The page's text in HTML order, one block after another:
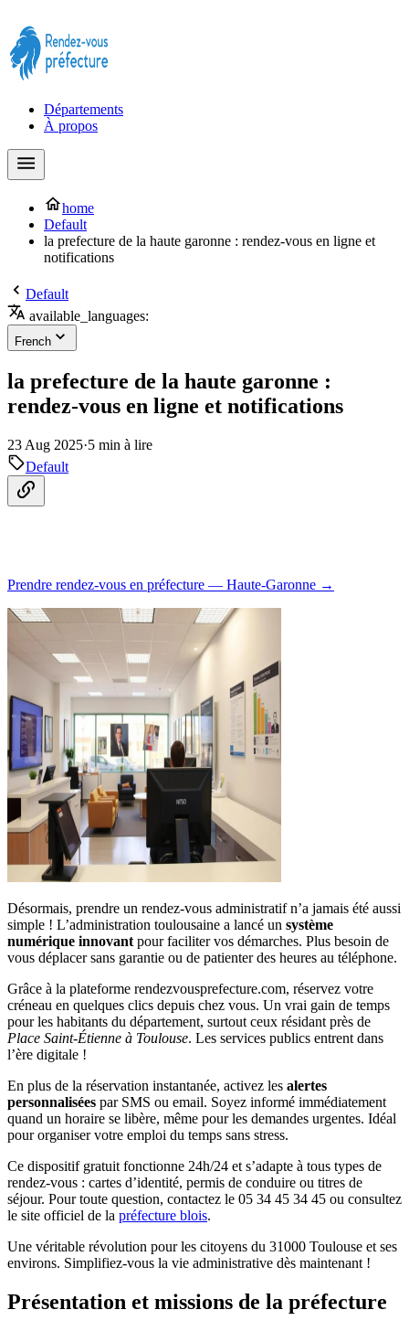
Départements
À propos
home
Default
la prefecture de la haute garonne : rendez-vous en ligne et
notifications
Default
available_languages:
French
la prefecture de la haute garonne :
rendez-vous en ligne et notifications
23 Aug 2025·5 min à lire
Default
Prendre rendez-vous en préfecture — Haute-Garonne →
Désormais, prendre un rendez-vous administratif n’a jamais été aussi
simple ! L’administration toulousaine a lancé un système
numérique innovant pour faciliter vos démarches. Plus besoin de
vous déplacer sans garantie ou de patienter des heures au téléphone.
Grâce à la plateforme rendezvousprefecture.com, réservez votre
créneau en quelques clics depuis chez vous. Un vrai gain de temps
pour les habitants du département, surtout ceux résidant près de
Place Saint-Étienne à Toulouse. Les services publics entrent dans
l’ère digitale !
En plus de la réservation instantanée, activez les alertes
personnalisées par SMS ou email. Soyez informé immédiatement
quand un horaire se libère, même pour les demandes urgentes. Idéal
pour organiser votre emploi du temps sans stress.
Ce dispositif gratuit fonctionne 24h/24 et s’adapte à tous types de
rendez-vous : cartes d’identité, permis de conduire ou titres de
séjour. Pour toute question, contactez le 05 34 45 34 45 ou consultez
le site officiel de la préfecture blois.
Une véritable révolution pour les citoyens du 31000 Toulouse et ses
environs. Simplifiez-vous la vie administrative dès maintenant !
Présentation et missions de la préfecture